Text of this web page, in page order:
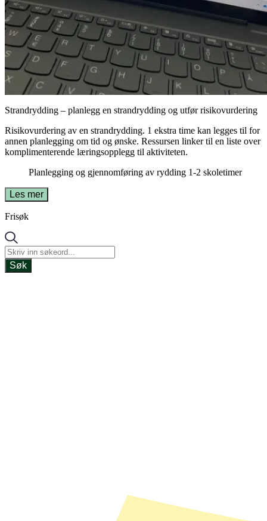
Strandrydding – planlegg en strandrydding og utfør risikovurdering
Risikovurdering av en strandrydding. 1 ekstra time kan legges til for
annen planlegging om tid og ønske. Ressursen linker til en liste over
komplimenterende læringsopplegg til aktiviteten.
Planlegging og gjennomføring av rydding 1-2 skoletimer
Les mer
Frisøk
Søk